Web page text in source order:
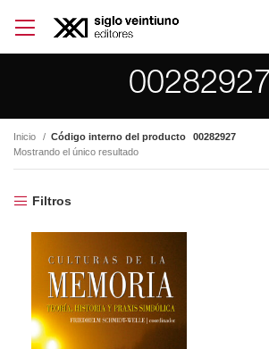
00282927
Inicio Código interno del producto
00282927
Mostrando el único resultado
Filtros